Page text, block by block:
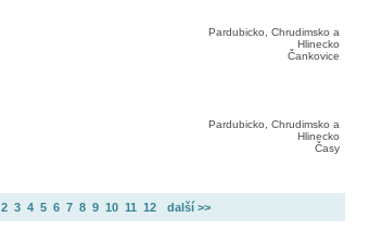
Pardubicko, Chrudimsko a
Hlinecko
Čankovice
Pardubicko, Chrudimsko a
Hlinecko
Časy
2 3 4 5 6 7 8 9 10 11 12 další >>